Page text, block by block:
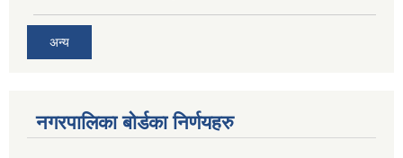
अन्य
नगरपालिका बोर्डका निर्णयहरु